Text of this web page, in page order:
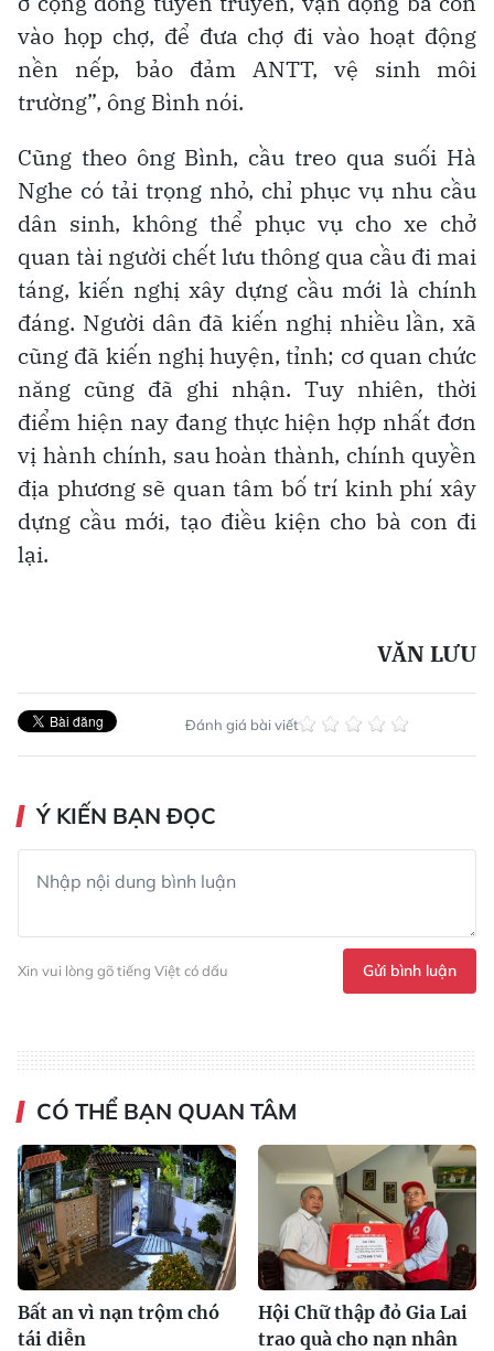
vào họp chợ, để đưa chợ đi vào hoạt động
nền nếp, bảo đảm ANTT, vệ sinh môi
trường”, ông Bình nói.
Cũng theo ông Bình, cầu treo qua suối Hà
Nghe có tải trọng nhỏ, chỉ phục vụ nhu cầu
dân sinh, không thể phục vụ cho xe chở
quan tài người chết lưu thông qua cầu đi mai
táng, kiến nghị xây dựng cầu mới là chính
đáng. Người dân đã kiến nghị nhiều lần, xã
cũng đã kiến nghị huyện, tỉnh; cơ quan chức
năng cũng đã ghi nhận. Tuy nhiên, thời
điểm hiện nay đang thực hiện hợp nhất đơn
vị hành chính, sau hoàn thành, chính quyền
địa phương sẽ quan tâm bố trí kinh phí xây
dựng cầu mới, tạo điều kiện cho bà con đi
lại.
VĂN LƯU
Đánh giá bài viết
Ý KIẾN BẠN ĐỌC
Xin vui lòng gõ tiếng Việt có dấu Gửi bình luận
CÓ THỂ BẠN QUAN TÂM
Bất an vì nạn trộm chó
tái diễn
Hội Chữ thập đỏ Gia Lai
trao quà cho nạn nhân